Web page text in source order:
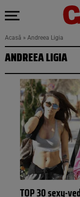
Acasă » Andreea Ligia
ANDREEA LIGIA
TOP 30 sexy-